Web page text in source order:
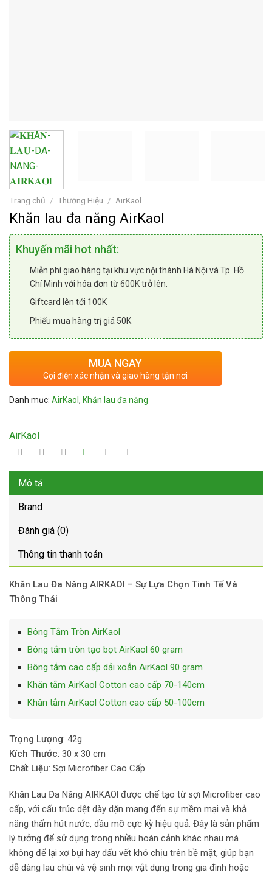
Trang chủ / Thương Hiệu / AirKaol
Khăn lau đa năng AirKaol
Khuyến mãi hot nhất:
Miễn phí giao hàng tại khu vực nội thành Hà Nội và Tp. Hồ
Chí Minh với hóa đơn từ 600K trở lên.
Giftcard lên tới 100K
Phiếu mua hàng trị giá 50K
MUA NGAY
Gọi điện xác nhận và giao hàng tận nơi
Danh mục: AirKaol , Khăn lau đa năng
AirKaol
Mô tả
Brand
Đánh giá (0)
Thông tin thanh toán
Khăn Lau Đa Năng AIRKAOl – Sự Lựa Chọn Tinh Tế Và
Thông Thái
Bông Tắm Tròn AirKaol
Bông tắm tròn tạo bọt AirKaol 60 gram
Bông tắm cao cấp dải xoắn AirKaol 90 gram
Khăn tắm AirKaol Cotton cao cấp 70-140cm
Khăn tắm AirKaol Cotton cao cấp 50-100cm
Trọng Lượng: 42g
Kích Thước: 30 x 30 cm
Chất Liệu: Sợi Microfiber Cao Cấp
Khăn Lau Đa Năng AIRKAOl được chế tạo từ sợi Microfiber cao
cấp, với cấu trúc dệt dày dặn mang đến sự mềm mại và khả
năng thấm hút nước, dầu mỡ cực kỳ hiệu quả. Đây là sản phẩm
lý tưởng để sử dụng trong nhiều hoàn cảnh khác nhau mà
không để lại xơ bụi hay dấu vết khó chịu trên bề mặt, giúp bạn
dễ dàng lau chùi và vệ sinh mọi vật dụng trong gia đình hoặc